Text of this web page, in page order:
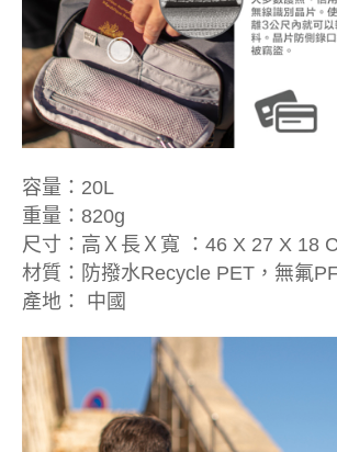
容量：20L
重量：820g
尺寸：高Ｘ長Ｘ寬 ：46 X 27 X 18
材質：防撥水Recycle PET，無氟
產地： 中國